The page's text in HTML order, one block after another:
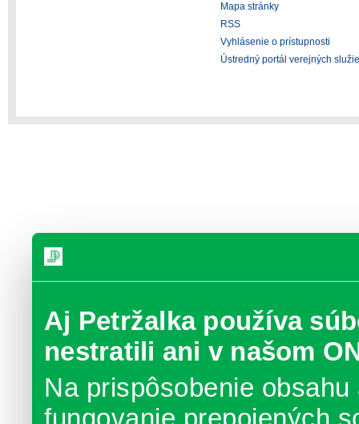
Aj Petržalka používa
nestratili ani v našom
Na prispôsobenie
Mapa stránky
RSS
Vyhlásenie o prístupnosti
Ústredný portál verejných